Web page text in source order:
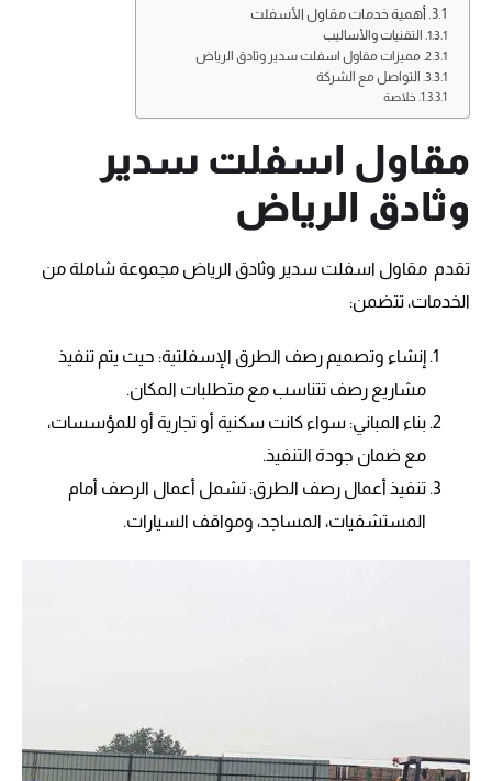
أهمية خدمات مقاول الأسفلت
التقنيات والأساليب
مميزات مقاول اسفلت سدير وثادق الرياض
التواصل مع الشركة
خلاصة
مقاول اسفلت سدير
وثادق الرياض
تقدم مقاول اسفلت سدير وثادق الرياض مجموعة شاملة من
الخدمات، تتضمن:
إنشاء وتصميم رصف الطرق الإسفلتية: حيث يتم تنفيذ
مشاريع رصف تتناسب مع متطلبات المكان.
بناء المباني: سواء كانت سكنية أو تجارية أو للمؤسسات،
مع ضمان جودة التنفيذ.
تنفيذ أعمال رصف الطرق: تشمل أعمال الرصف أمام
المستشفيات، المساجد، ومواقف السيارات.